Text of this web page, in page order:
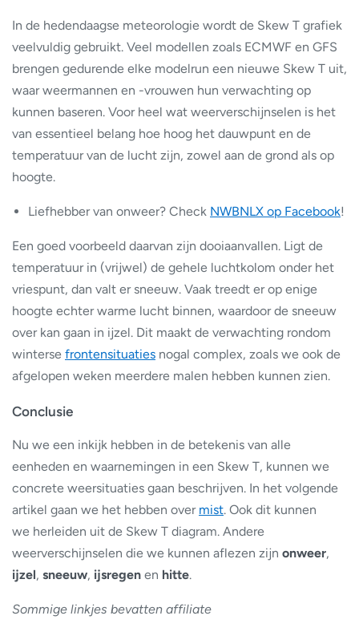
In de hedendaagse meteorologie wordt de Skew T grafiek
veelvuldig gebruikt. Veel modellen zoals ECMWF en GFS
brengen gedurende elke modelrun een nieuwe Skew T uit,
waar weermannen en -vrouwen hun verwachting op
kunnen baseren. Voor heel wat weerverschijnselen is het
van essentieel belang hoe hoog het dauwpunt en de
temperatuur van de lucht zijn, zowel aan de grond als op
hoogte.
Liefhebber van onweer? Check NWBNLX op Facebook!
Een goed voorbeeld daarvan zijn dooiaanvallen. Ligt de
temperatuur in (vrijwel) de gehele luchtkolom onder het
vriespunt, dan valt er sneeuw. Vaak treedt er op enige
hoogte echter warme lucht binnen, waardoor de sneeuw
over kan gaan in ijzel. Dit maakt de verwachting rondom
winterse frontensituaties nogal complex, zoals we ook de
afgelopen weken meerdere malen hebben kunnen zien.
Conclusie
Nu we een inkijk hebben in de betekenis van alle
eenheden en waarnemingen in een Skew T, kunnen we
concrete weersituaties gaan beschrijven. In het volgende
artikel gaan we het hebben over mist. Ook dit kunnen
we herleiden uit de Skew T diagram. Andere
weerverschijnselen die we kunnen aflezen zijn onweer,
ijzel, sneeuw, ijsregen en hitte.
Sommige linkjes bevatten affiliate